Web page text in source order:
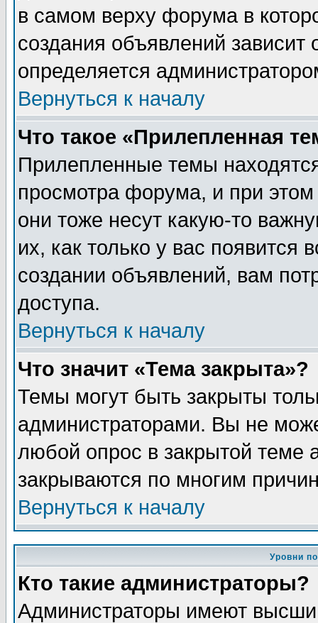
в самом верху форума в
создания объявлений зависит
определяется
Вернуться к началу
Что такое «Прилепленная
Прилепленные темы
просмотра форума, и при
они тоже несут какую-то
их, как только у вас появится
создании объявлений, вам
доступа.
Вернуться к началу
Что значит «Тема закрыта»?
Темы могут быть закрыты
администраторами. Вы не
любой опрос в закрытой теме
закрываются по многим
Вернуться к началу
Уровни
Кто такие администраторы?
Администраторы имеют